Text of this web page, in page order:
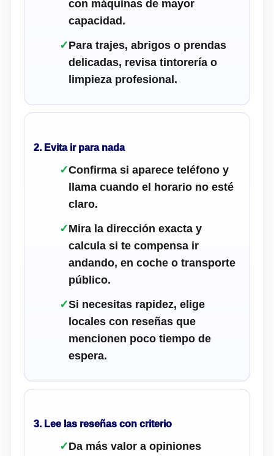
con máquinas de mayor
capacidad.
✓Para trajes, abrigos o prendas
delicadas, revisa tintorería o
limpieza profesional.
2. Evita ir para nada
✓Confirma si aparece teléfono y
llama cuando el horario no esté
claro.
✓Mira la dirección exacta y
calcula si te compensa ir
andando, en coche o transporte
público.
✓Si necesitas rapidez, elige
locales con reseñas que
mencionen poco tiempo de
espera.
3. Lee las reseñas con criterio
✓Da más valor a opiniones